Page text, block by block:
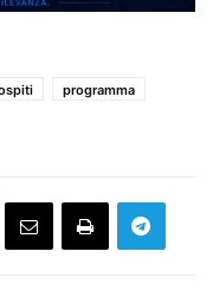
programma